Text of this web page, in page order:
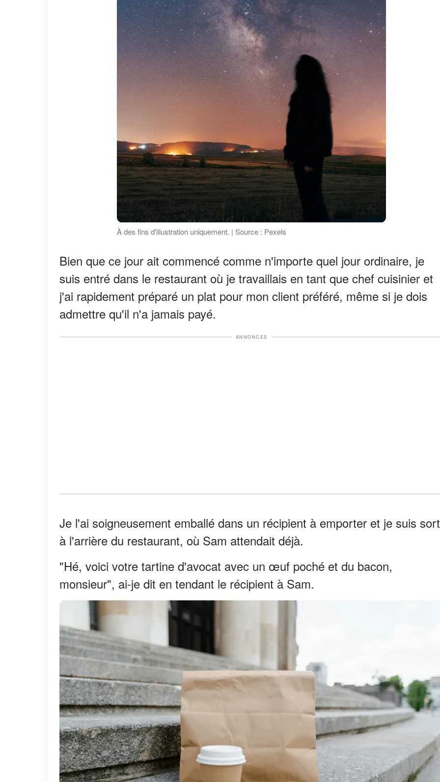
À des fins d'illustration uniquement. | Source : Pexels
Bien que ce jour ait commencé comme n'importe quel jour ordinaire, je
suis entré dans le restaurant où je travaillais en tant que chef cuisinier et
j'ai rapidement préparé un plat pour mon client préféré, même si je dois
admettre qu'il n'a jamais payé.
ANNONCES
Je l'ai soigneusement emballé dans un récipient à emporter et je suis
à l'arrière du restaurant, où Sam attendait déjà.
"Hé, voici votre tartine d'avocat avec un œuf poché et du bacon,
monsieur", ai-je dit en tendant le récipient à Sam.